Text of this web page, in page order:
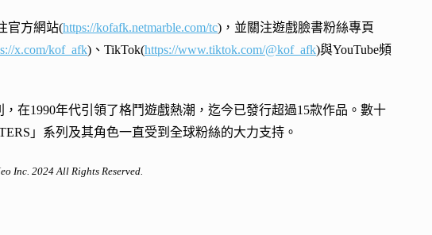
官方網站(https://kofafk.netmarble.com/tc)，並關注遊戲臉書粉絲專頁
x.com/kof_afk)、TikTok(https://www.tiktok.com/@kof_afk)與YouTube頻
在1990年代引領了格鬥遊戲熱潮，迄今已發行超過15款作品。數十
」系列及其角色一直受到全球粉絲的大力支持。
Inc. 2024 All Rights Reserved.